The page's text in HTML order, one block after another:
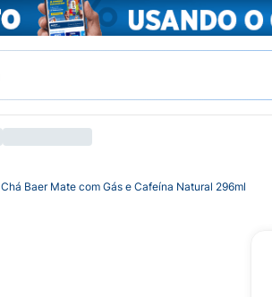
Chá Baer Mate com Gás e Cafeína Natural 296ml